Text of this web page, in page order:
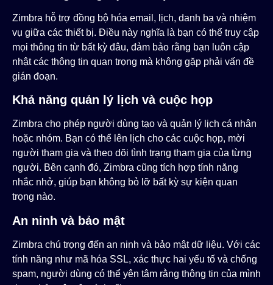
Zimbra hỗ trợ đồng bộ hóa email, lịch, danh bạ và nhiệm
vụ giữa các thiết bị. Điều này nghĩa là bạn có thể truy cập
mọi thông tin từ bất kỳ đâu, đảm bảo rằng bạn luôn cập
nhật các thông tin quan trọng mà không gặp phải vấn đề
gián đoạn.
Khả năng quản lý lịch và cuộc họp
Zimbra cho phép người dùng tạo và quản lý lịch cá nhân
hoặc nhóm. Bạn có thể lên lịch cho các cuộc họp, mời
người tham gia và theo dõi tình trạng tham gia của từng
người. Bên cạnh đó, Zimbra cũng tích hợp tính năng
nhắc nhở, giúp bạn không bỏ lỡ bất kỳ sự kiện quan
trọng nào.
An ninh và bảo mật
Zimbra chú trọng đến an ninh và bảo mật dữ liệu. Với các
tính năng như mã hóa SSL, xác thực hai yếu tố và chống
spam, người dùng có thể yên tâm rằng thông tin của mình